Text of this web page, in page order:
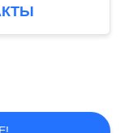
для
38